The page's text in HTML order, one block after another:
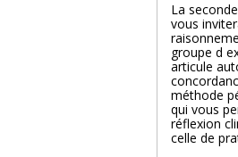
La
vous
groupe d
articule
méthode
qui vous
réflexion
celle de